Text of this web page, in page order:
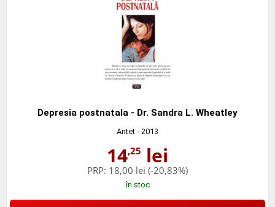
Depresia postnatala - Dr. Sandra L. Wheatley
Antet - 2013
14,25 lei
PRP: 18,00 lei (-20,83%)
în stoc